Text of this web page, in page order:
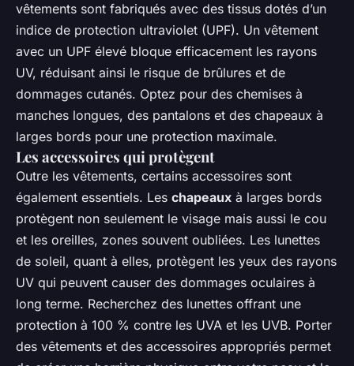
vêtements sont fabriqués avec des tissus dotés d’un
indice de protection ultraviolet (UPF). Un vêtement
avec un UPF élevé bloque efficacement les rayons
UV, réduisant ainsi le risque de brûlures et de
dommages cutanés. Optez pour des chemises à
manches longues, des pantalons et des chapeaux à
larges bords pour une protection maximale.
Les accessoires qui protègent
Outre les vêtements, certains accessoires sont
également essentiels. Les chapeaux à larges bords
protègent non seulement le visage mais aussi le cou
et les oreilles, zones souvent oubliées. Les lunettes
de soleil, quant à elles, protègent les yeux des rayons
UV qui peuvent causer des dommages oculaires à
long terme. Recherchez des lunettes offrant une
protection à 100 % contre les UVA et les UVB. Porter
des vêtements et des accessoires appropriés permet